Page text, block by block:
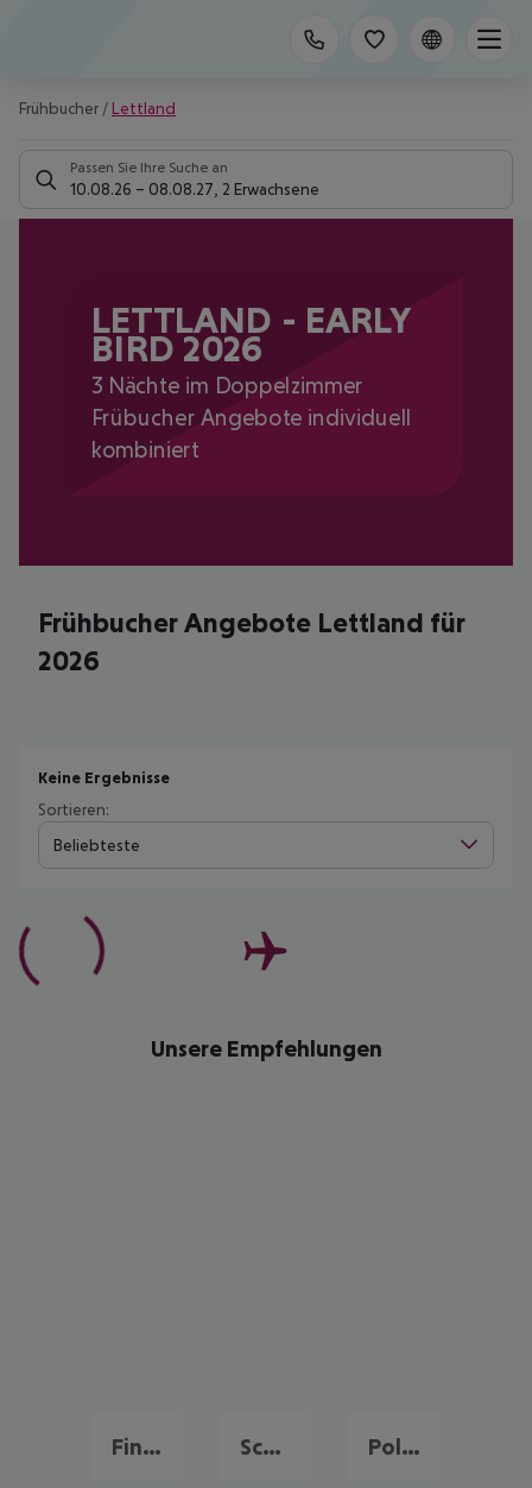
Frühbucher / Lettland
Passen Sie Ihre Suche an
10.08.26 – 08.08.27 2 Erwachsene
LETTLAND - EARLY
BIRD 2026
3 Nächte im Doppelzimmer
Frübucher Angebote individuell
kombiniert
Frühbucher Angebote Lettland für
2026
Keine Ergebnisse
Sortieren:
Beliebteste
Unsere Empfehlungen
Finnland Frühbucher Angebote Schweden Flug & Hotel Polen Flug & Hotel